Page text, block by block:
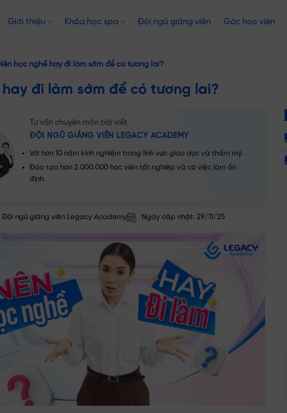
Giới thiệu Khóa học spa Đội ngũ giảng viên Góc học viên
học nghề hay đi làm sớm để có tương lai?
đi làm sớm để có tương lai?
Tư vấn chuyên môn bài viết
ĐỘI NGŨ GIẢNG VIÊN LEGACY ACADEMY
Với hơn 10 năm kinh nghiệm trong lĩnh vực giáo dục và thẩm mỹ.
Đào tạo hơn 2.000.000 học viên tốt nghiệp và có việc làm ổn
định.
Đội ngũ giảng viên Legacy Academy Ngày cập nhật: 29/11/25